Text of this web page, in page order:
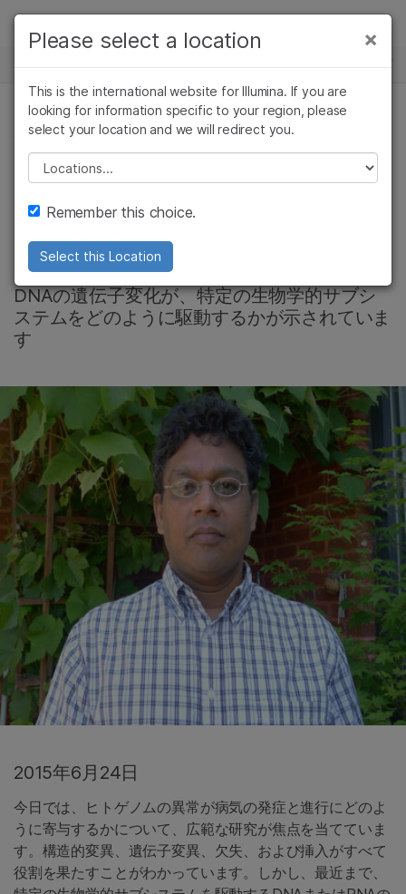
Skip to content
ソリューション
ラーニング
企業情報
サポート
お気に入りの分野を選択
ニュースセンター
がん研究, 複雑な疾患関連ゲノミクス, 生殖医学
がんと自己免疫疾患
の秘訣を解き明かす
Icahn School of Medicineの研究では、RNAと
DNAの遺伝子変化が、特定の生物学的サブシ
ステムをどのように駆動するかが示されていま
す
2015年6月24日
今日では、ヒトゲノムの異常が病気の発症と進行にどのよ
うに寄与するかについて、広範な研究が焦点を当てていま
す。構造的変異、遺伝子変異、欠失、および挿入がすべて
役割を果たすことがわかっています。しかし、最近まで、
×
Please select a location
This is the international website for Illumina. If you are
looking for information specific to your region, please
select your location and we will redirect you.
Please select a location
Remember this choice.
Select this Location
×
がん研究
微生物研究
農学研究
複雑な疾患
臨床オンコロジー
生殖医学
患研究